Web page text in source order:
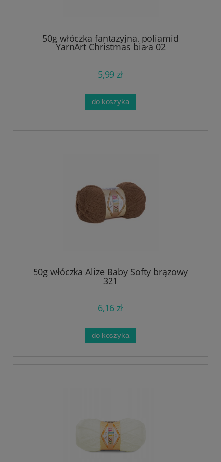
50g włóczka fantazyjna, poliamid
YarnArt Christmas biała 02
5,99 zł
do koszyka
50g włóczka Alize Baby Softy brązowy
321
6,16 zł
do koszyka